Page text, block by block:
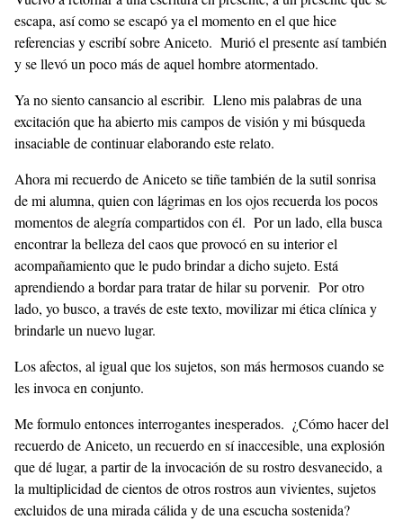
escapa, así como se escapó ya el momento en el que hice
referencias y escribí sobre Aniceto. Murió el presente así también
y se llevó un poco más de aquel hombre atormentado.
Ya no siento cansancio al escribir. Lleno mis palabras de una
excitación que ha abierto mis campos de visión y mi búsqueda
insaciable de continuar elaborando este relato.
Ahora mi recuerdo de Aniceto se tiñe también de la sutil sonrisa
de mi alumna, quien con lágrimas en los ojos recuerda los pocos
momentos de alegría compartidos con él. Por un lado, ella busca
encontrar la belleza del caos que provocó en su interior el
acompañamiento que le pudo brindar a dicho sujeto. Está
aprendiendo a bordar para tratar de hilar su porvenir. Por otro
lado, yo busco, a través de este texto, movilizar mi ética clínica y
brindarle un nuevo lugar.
Los afectos, al igual que los sujetos, son más hermosos cuando se
les invoca en conjunto.
Me formulo entonces interrogantes inesperados. ¿Cómo hacer del
recuerdo de Aniceto, un recuerdo en sí inaccesible, una explosión
que dé lugar, a partir de la invocación de su rostro desvanecido, a
la multiplicidad de cientos de otros rostros aun vivientes, sujetos
excluidos de una mirada cálida y de una escucha sostenida?